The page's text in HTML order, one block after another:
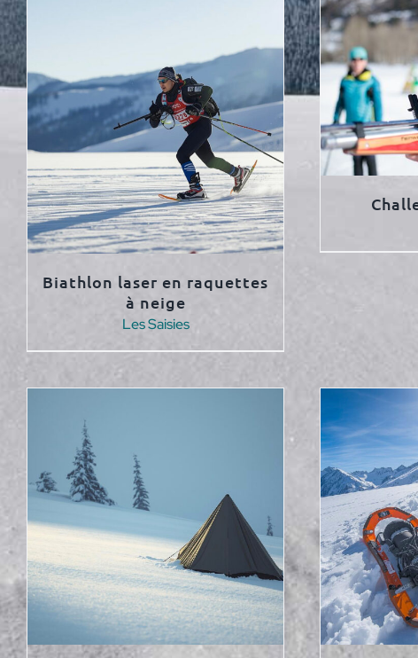
Biathlon laser en raquettes
à neige
Les Saisies